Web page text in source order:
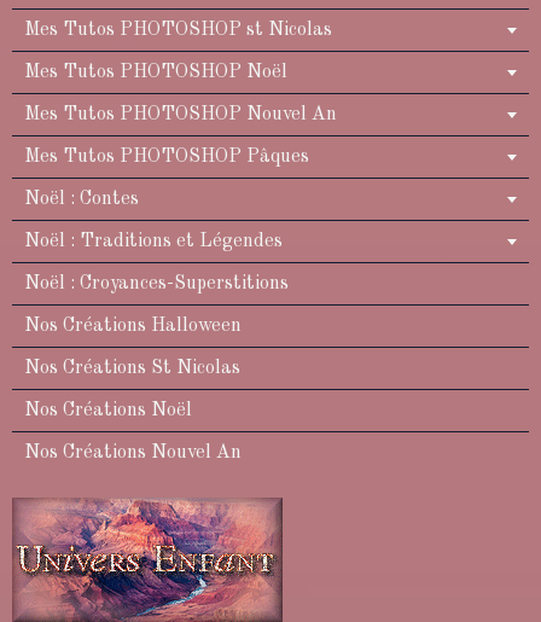
Mes Tutos PHOTOSHOP st Nicolas
Mes Tutos PHOTOSHOP Noël
Mes Tutos PHOTOSHOP Nouvel An
Mes Tutos PHOTOSHOP Pâques
Noël : Contes
Noël : Traditions et Légendes
Noël : Croyances-Superstitions
Nos Créations Halloween
Nos Créations St Nicolas
Nos Créations Noël
Nos Créations Nouvel An